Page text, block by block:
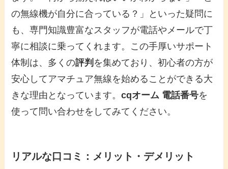
の無線機が自分に合っている？」といった疑問に
も、専門知識豊富なスタッフが電話やメールで丁
寧に相談に乗ってくれます。この手厚いサポート
体制は、多くの評判 を集めており、初心者の方が
安心してアマチュア無線を始めることができる大
きな理由となっています。cqオーム 電話番号を
使って問い合わせをしてみてください。
リアルな口コミ：メリット・デメリット